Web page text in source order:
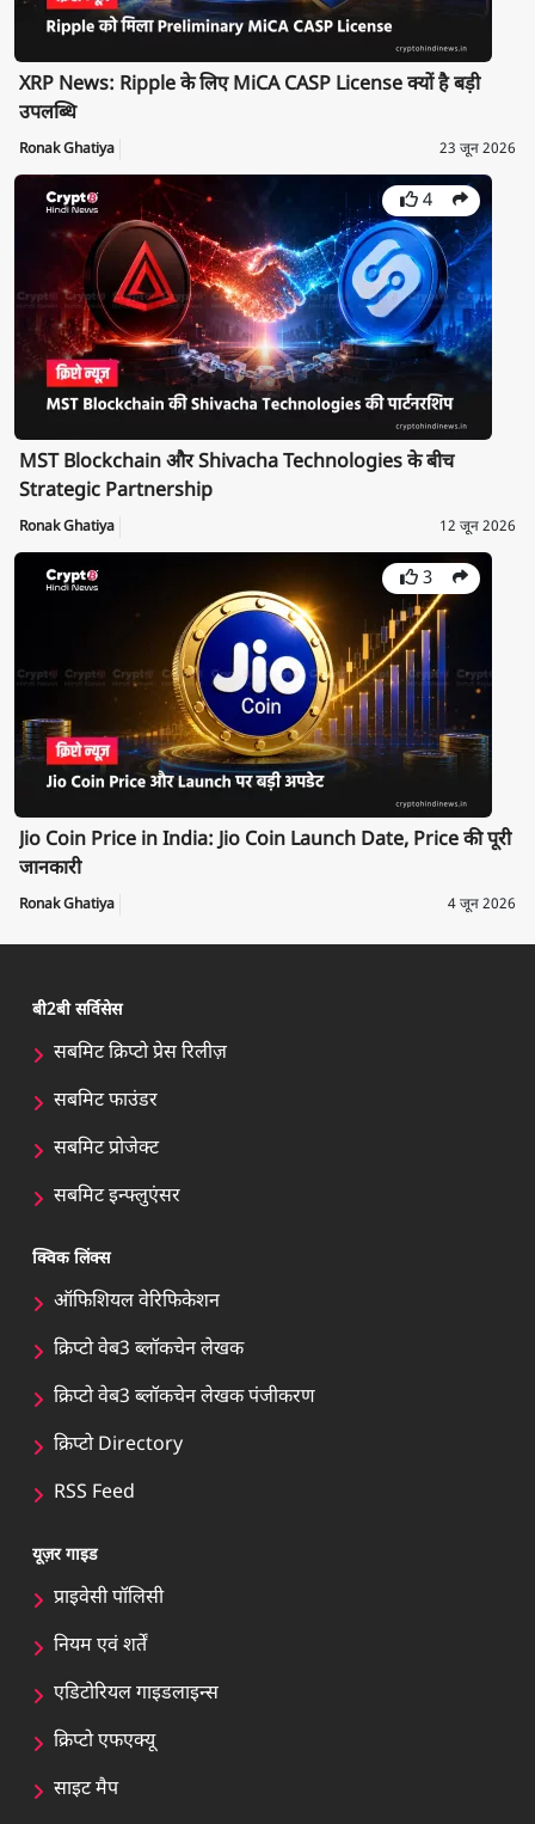
XRP News: Ripple के लिए MiCA CASP License क्यों है बड़ी
उपलब्धि
Ronak Ghatiya 23 जून 2026
4
MST Blockchain और Shivacha Technologies के बीच
Strategic Partnership
Ronak Ghatiya 12 जून 2026
3
Jio Coin Price in India: Jio Coin Launch Date, Price की पूरी
जानकारी
Ronak Ghatiya 4 जून 2026
बी2बी सर्विसेस
सबमिट क्रिप्टो प्रेस रिलीज़
सबमिट फाउंडर
सबमिट प्रोजेक्ट
सबमिट इन्फ्लुएंसर
क्विक लिंक्स
ऑफिशियल वेरिफिकेशन
क्रिप्टो वेब3 ब्लॉकचेन लेखक
क्रिप्टो वेब3 ब्लॉकचेन लेखक पंजीकरण
क्रिप्टो Directory
RSS Feed
यूज़र गाइड
प्राइवेसी पॉलिसी
नियम एवं शर्तें
एडिटोरियल गाइडलाइन्स
क्रिप्टो एफएक्यू
साइट मैप